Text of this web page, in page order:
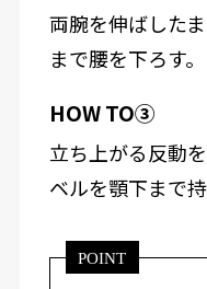
両腕を伸ばした
まで腰を下ろす。
HOW TO③
立ち上がる反動
ベルを顎下まで持
POINT